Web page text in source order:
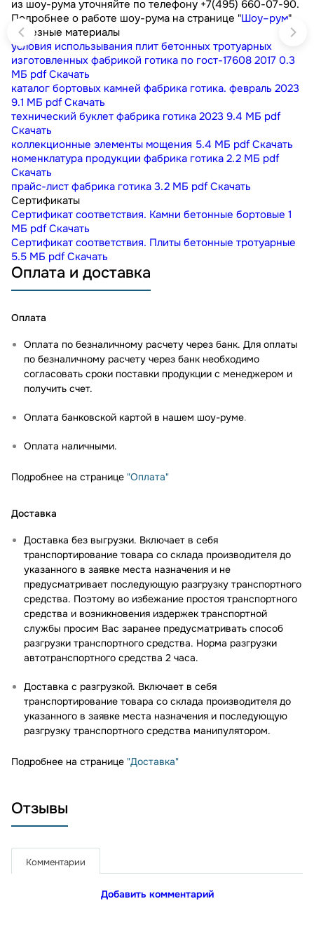
из шоу-рума уточняйте по телефону +7(495) 660-07-90.
Подробнее о работе шоу-рума на странице "Шоу–рум"
Полезные материалы
условия использывания плит бетонных тротуарных
изготовленных фабрикой готика по гост-17608 2017 0.3
МБ pdf Скачать
каталог бортовых камней фабрика готика. февраль 2023
9.1 МБ pdf Скачать
технический буклет фабрика готика 2023 9.4 МБ pdf
Скачать
коллекционные элементы мощения 5.4 МБ pdf Скачать
номенклатура продукции фабрика готика 2.2 МБ pdf
Скачать
прайс-лист фабрика готика 3.2 МБ pdf Скачать
Сертификаты
Сертификат соответствия. Камни бетонные бортовые 1
МБ pdf Скачать
Сертификат соответствия. Плиты бетонные тротуарные
5.5 МБ pdf Скачать
Оплата и доставка
Оплата
Оплата по безналичному расчету через банк. Для оплаты
по безналичному расчету через банк необходимо
согласовать сроки поставки продукции с менеджером и
получить счет.
Оплата банковской картой в нашем шоу-руме.
Оплата наличными.
Подробнее на странице "Оплата"
Доставка
Доставка без выгрузки. Включает в себя
транспортирование товара со склада производителя до
указанного в заявке места назначения и не
предусматривает последующую разгрузку транспортного
средства. Поэтому во избежание простоя транспортного
средства и возникновения издержек транспортной
службы просим Вас заранее предусматривать способ
разгрузки транспортного средства. Норма разгрузки
автотранспортного средства 2 часа.
Доставка с разгрузкой. Включает в себя
транспортирование товара со склада производителя до
указанного в заявке места назначения и последующую
разгрузку транспортного средства манипулятором.
Подробнее на странице "Доставка"
Отзывы
Комментарии
Добавить комментарий